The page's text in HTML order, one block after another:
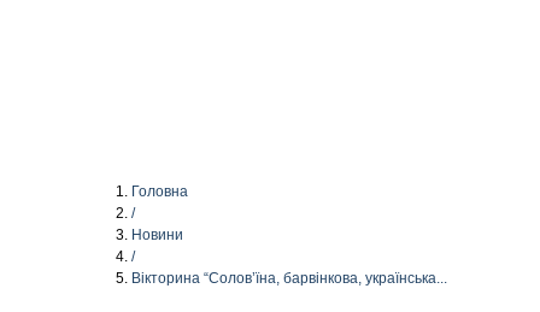
Головна
/
Новини
/
Вікторина “Солов’їна, барвінкова, українська...